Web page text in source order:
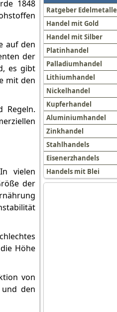
Ratgeber Edelmetalle
Handel mit Gold
Handel mit Silber
Platinhandel
Palladiumhandel
Lithiumhandel
Nickelhandel
Kupferhandel
Aluminiumhandel
Zinkhandel
Stahlhandels
Eisenerzhandels
Handels mit Blei
1848
auf den
der
es gibt
mit den
Regeln.
vielen
der
Höhe
von
den